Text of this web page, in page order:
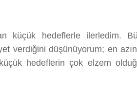
küçük hedeflerle ilerledim.
verdiğini düşünüyorum; en
hedeflerin çok elzem